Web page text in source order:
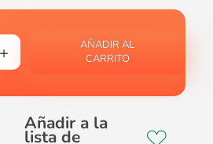
AÑADIR AL
CARRITO